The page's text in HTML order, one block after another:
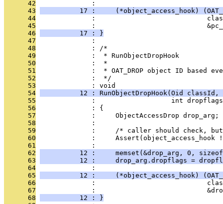
      42
              :
      43
17 :     (*object_access_hook)
      44
:
      45
:
      46
          17 : }
      47
              :
      48
              : /*
      49
              :  * RunObjectDropHook
      50
              :  *
      51
:  * OAT_DROP object ID based
      52
              :  */
      53
              : void
      54
12 : RunObjectDropHook(Oid classId,
      55
:                   int
      56
              : {
      57
              :     ObjectAccessDrop drop_arg;
      58
              :
      59
:     /* caller should check,
      60
:     Assert(object_access_hook
      61
              :
      62
12 :     memset(&drop_arg, 0,
      63
12 :     drop_arg.dropflags =
      64
              :
      65
12 :     (*object_access_hook)
      66
:
      67
:
      68
          12 : }